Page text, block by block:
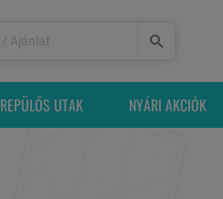
REPÜLŐS UTAK NYÁRI AKCIÓK